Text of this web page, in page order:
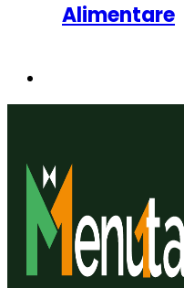
Alimentare